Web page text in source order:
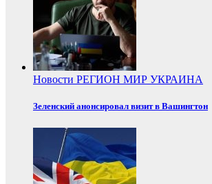
Новости РЕГИОН МИР УКРАИНА
Зеленский анонсировал визит в Вашингтон